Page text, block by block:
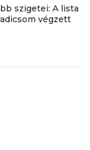
szigetei: A lista
végzett